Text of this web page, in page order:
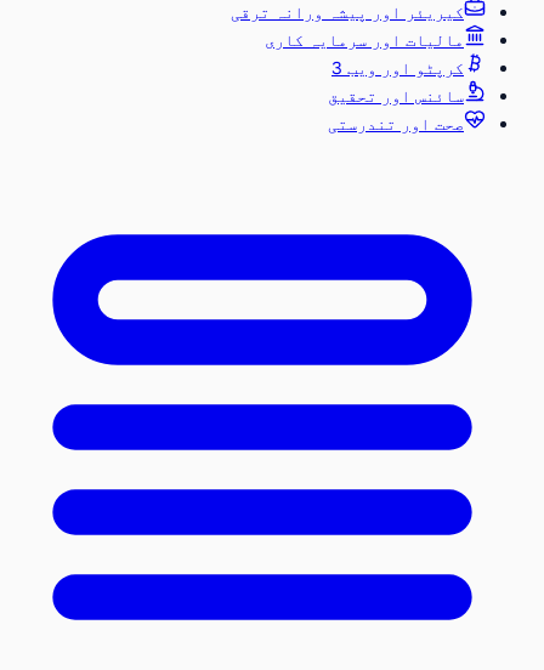
کیریئر اور پیشہ ورانہ ترقی
مالیات اور سرمایہ کاری
کرپٹو اور ویب 3
سائنس اور تحقیق
صحت اور تندرستی